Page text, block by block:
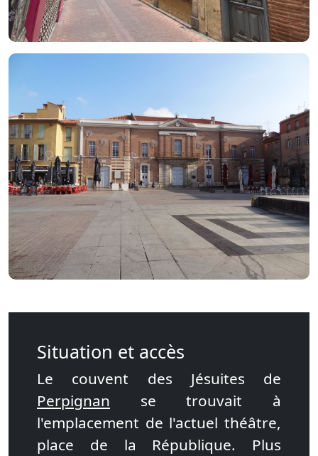
Situation et accès
Le couvent des Jésuites de
Perpignan se trouvait à
l'emplacement de l'actuel théâtre,
place de la République. Plus